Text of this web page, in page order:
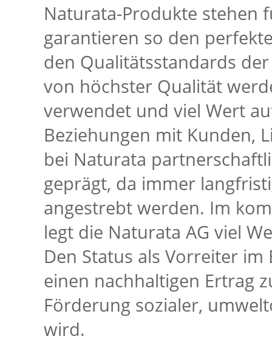
Naturata-Produkte stehen
garantieren so den
den Qualitätsstandards
von höchster Qualität
verwendet und viel Wert
Beziehungen mit Kunden,
bei Naturata
geprägt, da immer
angestrebt werden. Im
legt die Naturata AG viel
Den Status als Vorreiter
einen nachhaltigen Ertrag
Förderung sozialer,
wird.